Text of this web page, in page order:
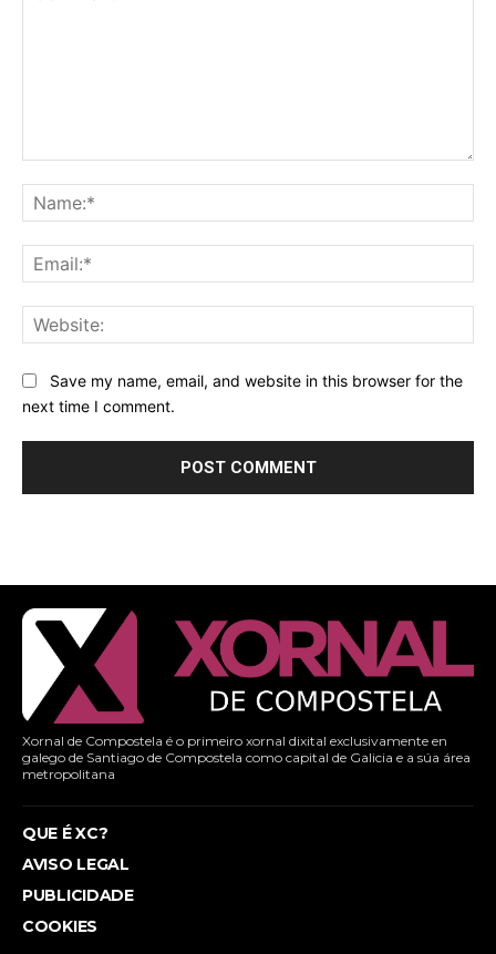
Save my name, email, and website in this browser for the
next time I comment.
Xornal de Compostela é o primeiro xornal dixital exclusivamente en
galego de Santiago de Compostela como capital de Galicia e a súa área
metropolitana
QUE É XC?
AVISO LEGAL
PUBLICIDADE
COOKIES